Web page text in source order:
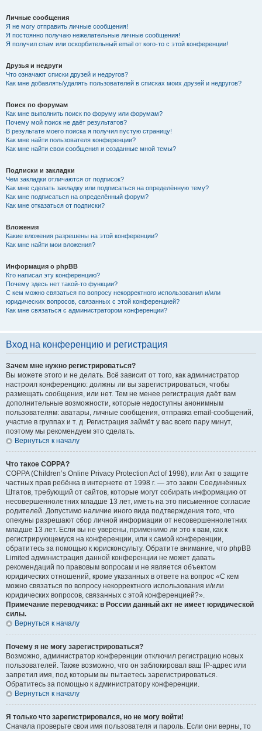
Личные сообщения
Я не могу отправить личные сообщения!
Я постоянно получаю нежелательные личные сообщения!
Я получил спам или оскорбительный email от кого-то с этой конференции!
Друзья и недруги
Что означают списки друзей и недругов?
Как мне добавлять/удалять пользователей в списках моих друзей и недругов?
Поиск по форумам
Как мне выполнить поиск по форуму или форумам?
Почему мой поиск не даёт результатов?
В результате моего поиска я получил пустую страницу!
Как мне найти пользователя конференции?
Как мне найти свои сообщения и созданные мной темы?
Подписки и закладки
Чем закладки отличаются от подписок?
Как мне сделать закладку или подписаться на определённую тему?
Как мне подписаться на определённый форум?
Как мне отказаться от подписки?
Вложения
Какие вложения разрешены на этой конференции?
Как мне найти мои вложения?
Информация о phpBB
Кто написал эту конференцию?
Почему здесь нет такой-то функции?
С кем можно связаться по вопросу некорректного использования и/или
юридических вопросов, связанных с этой конференцией?
Как мне связаться с администратором конференции?
Вход на конференцию и регистрация
Зачем мне нужно регистрироваться?
Вы можете этого и не делать. Всё зависит от того, как администратор
настроил конференцию: должны ли вы зарегистрироваться, чтобы
размещать сообщения, или нет. Тем не менее регистрация даёт вам
дополнительные возможности, которые недоступны анонимным
пользователям: аватары, личные сообщения, отправка email-сообщений,
участие в группах и т. д. Регистрация займёт у вас всего пару минут,
поэтому мы рекомендуем это сделать.
Вернуться к началу
Что такое COPPA?
COPPA (Children’s Online Privacy Protection Act of 1998), или Акт о защите
частных прав ребёнка в интернете от 1998 г. — это закон Соединённых
Штатов, требующий от сайтов, которые могут собирать информацию от
несовершеннолетних младше 13 лет, иметь на это письменное согласие
родителей. Допустимо наличие иного вида подтверждения того, что
опекуны разрешают сбор личной информации от несовершеннолетних
младше 13 лет. Если вы не уверены, применимо ли это к вам, как к
регистрирующемуся на конференции, или к самой конференции,
обратитесь за помощью к юрисконсульту. Обратите внимание, что phpBB
Limited администрация данной конференции не может давать
рекомендаций по правовым вопросам и не является объектом
юридических отношений, кроме указанных в ответе на вопрос «С кем
можно связаться по вопросу некорректного использования и/или
юридических вопросов, связанных с этой конференцией?».
Примечание переводчика: в России данный акт не имеет юридической
силы.
Вернуться к началу
Почему я не могу зарегистрироваться?
Возможно, администратор конференции отключил регистрацию новых
пользователей. Также возможно, что он заблокировал ваш IP-адрес или
запретил имя, под которым вы пытаетесь зарегистрироваться.
Обратитесь за помощью к администратору конференции.
Вернуться к началу
Я только что зарегистрировался, но не могу войти!
Сначала проверьте свои имя пользователя и пароль. Если они верны, то